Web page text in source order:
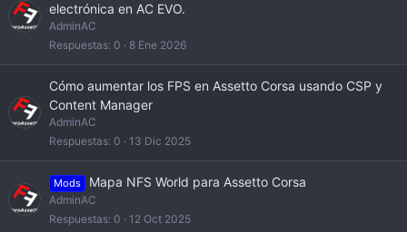
electrónica en AC EVO.
AdminAC
Respuestas 0 8 Ene 2026
Cómo aumentar los FPS en Assetto Corsa usando CSP y
Content Manager
AdminAC
Respuestas 0 13 Dic 2025
Mods Mapa NFS World para Assetto Corsa
AdminAC
Respuestas 0 12 Oct 2025